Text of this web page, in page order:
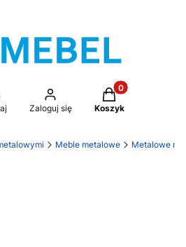
wyszukiwarkę
Zaloguj się
Produkty w
Koszyk
Meble metalowe Metalowe